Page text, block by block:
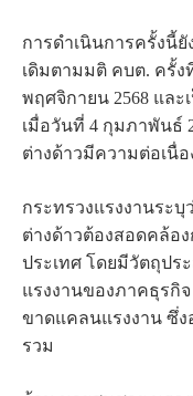
การดำเนินการครั้งนี้
เดิมตามมติ คบต. ครั้ง
พฤศจิกายน 2568 แล
เมื่อวันที่ 4 กุมภาพันธ์
ต่างด้าวมีความต่อเนื่อ
กระทรวงแรงงานระ
ต่างด้าวต้องสอดคล้อ
ประเทศ โดยมีวัตถุปร
แรงงานของภาคธุรกิ
ขาดแคลนแรงงาน ซึ่ง
รวม